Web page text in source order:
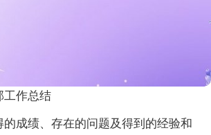
工作总结
的成绩、存在的问题及得到的经验和